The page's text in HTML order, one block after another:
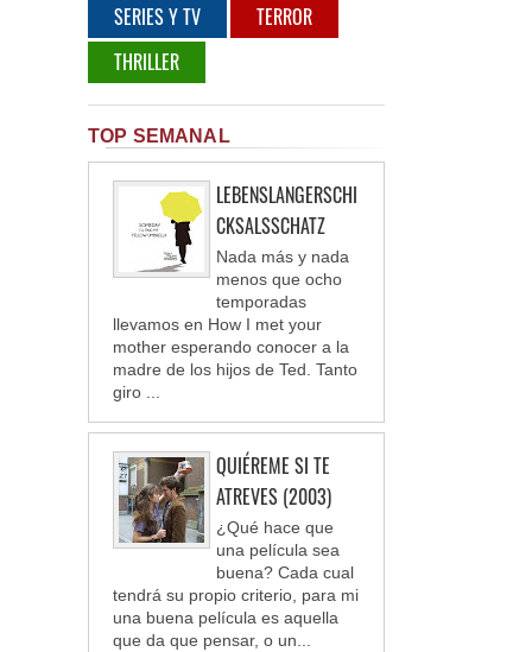
SERIES Y TV
TERROR
THRILLER
TOP SEMANAL
LEBENSLANGERSCHI
CKSALSSCHATZ
Nada más y nada
menos que ocho
temporadas
llevamos en How I met your
mother esperando conocer a la
madre de los hijos de Ted. Tanto
giro ...
QUIÉREME SI TE
ATREVES (2003)
¿Qué hace que
una película sea
buena? Cada cual
tendrá su propio criterio, para mi
una buena película es aquella
que da que pensar, o un...